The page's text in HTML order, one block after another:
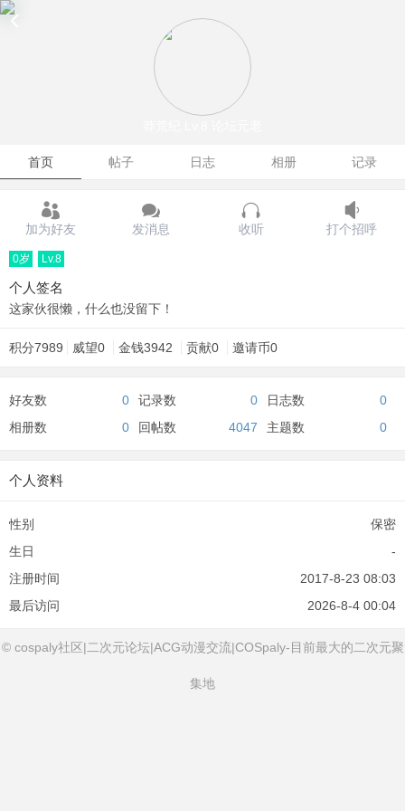
首页 帖子 日志 相册 记录
加为好友 发消息 收听 打个招呼
0岁 Lv.8
个人签名
这家伙很懒，什么也没留下！
积分7989 威望0 金钱3942 贡献0 邀请币0
好友数 0 记录数 0 日志数
0
相册数
0 回帖数 4047 主题数 0
个人资料
性别
保密
生日
-
注册时间
2017-8-23 08:03
最后访问
2026-8-4 00:04
© cospaly社区|二次元论坛|ACG动漫交流|COSpaly-目前最大的二次元聚
集地